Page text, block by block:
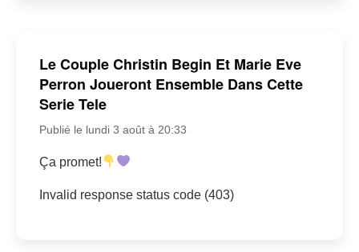
Le Couple Christin Begin Et Marie Eve
Perron Joueront Ensemble Dans Cette
Serie Tele
Publié le lundi 3 août à 20:33
Ça promet!
Invalid response status code (403)